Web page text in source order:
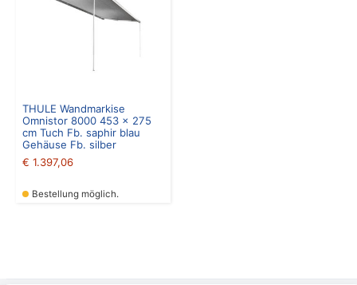
THULE Wandmarkise
Omnistor 8000 453 x 275
cm Tuch Fb. saphir blau
Gehäuse Fb. silber
€ 1.397,06
Bestellung möglich.